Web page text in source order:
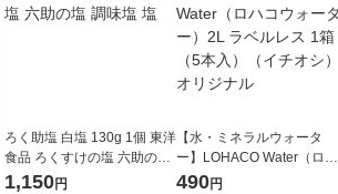
ろく助塩 白塩 130g 1個 東洋
食品 ろくすけの塩 六助の塩
調味塩 塩
1,150円
【水・ミネラルウォータ
ー】LOHACO Water（ロハ
コウォーター）2L ラベルレ
490円